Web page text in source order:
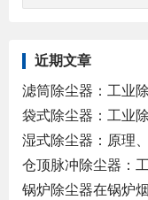
近期文章
滤筒除尘器：工业
袋式除尘器：工业
湿式除尘器：原理
仓顶脉冲除尘器：
锅炉除尘器在锅炉